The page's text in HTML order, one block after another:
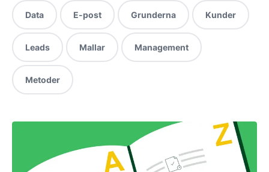
Data E-post Grunderna Kunder
Leads Mallar Management
Metoder